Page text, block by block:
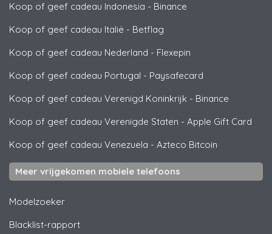
Koop of geef cadeau Indonesia - Binance
Koop of geef cadeau Italië - Betflag
Koop of geef cadeau Nederland - Flexepin
Koop of geef cadeau Portugal - Paysafecard
Koop of geef cadeau Verenigd Koninkrijk - Binance
Koop of geef cadeau Verenigde Staten - Apple Gift Card
Koop of geef cadeau Venezuela - Azteco Bitcoin
Meer vrijgekomen mobiele telefoons
Modelzoeker
Blacklist-rapport